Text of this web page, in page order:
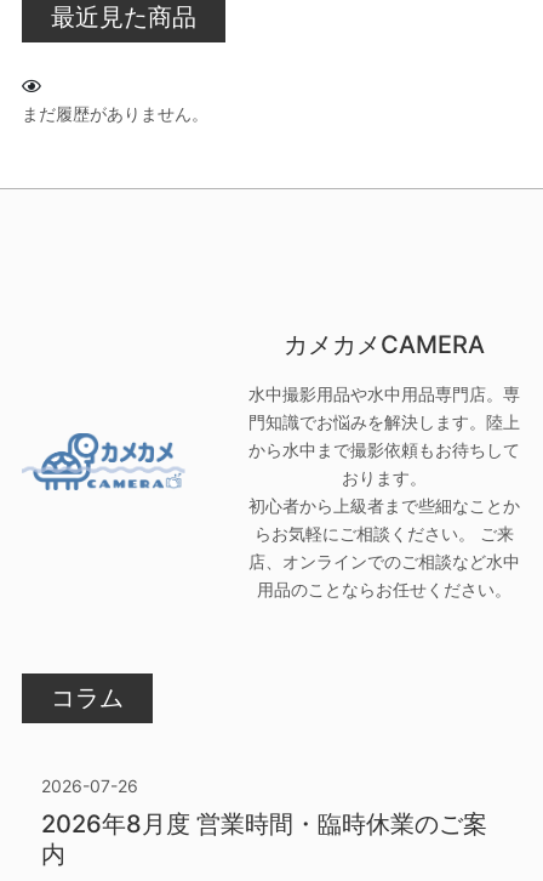
最近見た商品
まだ履歴がありません。
カメカメCAMERA
水中撮影用品や水中用品専門店。専
門知識でお悩みを解決します。陸上
から水中まで撮影依頼もお待ちして
おります。
初心者から上級者まで些細なことか
らお気軽にご相談ください。 ご来
店、オンラインでのご相談など水中
用品のことならお任せください。
コラム
2026-07-26
2026年8月度 営業時間・臨時休業のご案
内